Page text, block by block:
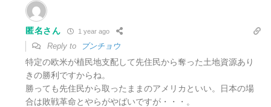
匿名さん 1 year ago
Reply to ブンチョウ
特定の欧米が植民地支配して先住民から奪った土地資源あり
きの勝利ですからね。
勝っても先住民から取ったままのアメリカといい。日本の場
合は敗戦革命とやらがやばいですが・・・。